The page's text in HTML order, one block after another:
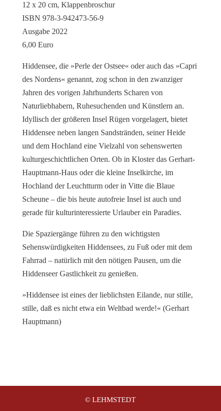
12 x 20 cm, Klappenbroschur
ISBN 978-3-942473-56-9
Ausgabe 2022
6,00 Euro
Hiddensee, die »Perle der Ostsee« oder auch das »Capri
des Nordens« genannt, zog schon in den zwanziger
Jahren des vorigen Jahrhunderts Scharen von
Naturliebhabern, Ruhesuchenden und Künstlern an.
Idyllisch der größeren Insel Rügen vorgelagert, bietet
Hiddensee neben langen Sandstränden, seiner Heide
und dem Hochland eine Vielzahl von sehenswerten
kulturgeschichtlichen Orten. Ob in Kloster das Gerhart-
Hauptmann-Haus oder die kleine Inselkirche, im
Hochland der Leuchtturm oder in Vitte die Blaue
Scheune – die bis heute autofreie Insel ist auch und
gerade für kulturinteressierte Urlauber ein Paradies.
Die Spaziergänge führen zu den wichtigsten
Sehenswürdigkeiten Hiddensees, zu Fuß oder mit dem
Fahrrad – natürlich mit den nötigen Pausen, um die
Hiddenseer Gastlichkeit zu genießen.
»Hiddensee ist eines der lieblichsten Eilande, nur stille,
stille, daß es nicht etwa ein Weltbad werde!« (Gerhart
Hauptmann)
© LEHMSTEDT